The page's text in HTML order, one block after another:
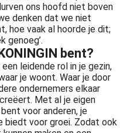
ons hoofd niet boven
denken dat we niet
hoe vaak al hoorde je dit;
genoeg’.
bent?
leidende rol in je gezin,
je woont. Waar je door
ondernemers elkaar
Met al je eigen
voor anderen, je
biedt voor groei. Zodat ook